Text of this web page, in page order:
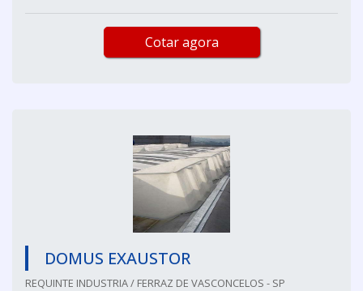
Cotar agora
DOMUS EXAUSTOR
REQUINTE INDUSTRIA / FERRAZ DE VASCONCELOS - SP